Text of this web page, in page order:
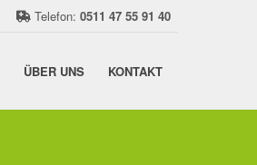
Telefon: 0511 47 55 91 40
ÜBER UNS KONTAKT